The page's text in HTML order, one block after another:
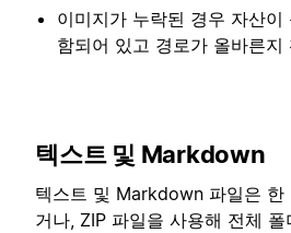
이미지가 누락된 경우 자산이
함되어 있고 경로가 올바른지
텍스트 및 Markdown
텍스트 및 Markdown 파일은 한
거나, ZIP 파일을 사용해 전체